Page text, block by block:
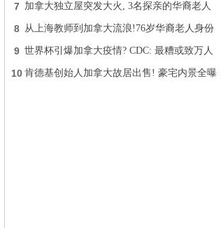
7 加拿大独立屋突发大火, 3名探亲的华裔老人
8 从上海教师到加拿大流浪!76岁华裔老人身份
9 世界杯引爆加拿大疫情? CDC: 最糟或致万人
10 肯德基创始人加拿大故居出售! 豪宅内景全曝